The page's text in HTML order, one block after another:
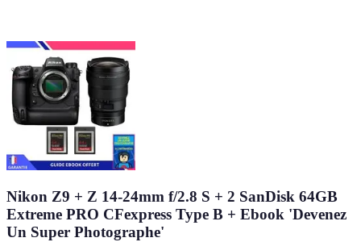
Nikon Z9 + Z 14-24mm f/2.8 S + 2 SanDisk 64GB
Extreme PRO CFexpress Type B + Ebook 'Devenez
Un Super Photographe'